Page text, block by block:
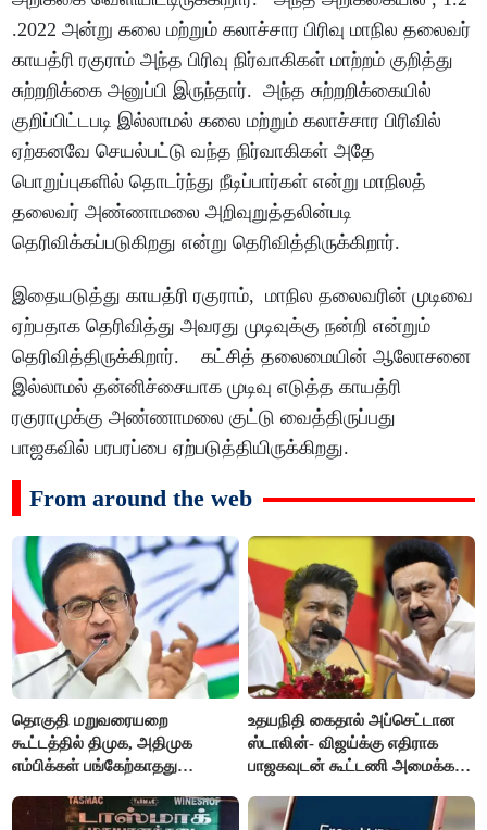
.2022 அன்று கலை மற்றும் கலாச்சார பிரிவு மாநில தலைவர்
காயத்ரி ரகுராம் அந்த பிரிவு நிர்வாகிகள் மாற்றம் குறித்து
சுற்றறிக்கை அனுப்பி இருந்தார். அந்த சுற்றறிக்கையில்
குறிப்பிட்டபடி இல்லாமல் கலை மற்றும் கலாச்சார பிரிவில்
ஏற்கனவே செயல்பட்டு வந்த நிர்வாகிகள் அதே
பொறுப்புகளில் தொடர்ந்து நீடிப்பார்கள் என்று மாநிலத்
தலைவர் அண்ணாமலை அறிவுறுத்தலின்படி
தெரிவிக்கப்படுகிறது என்று தெரிவித்திருக்கிறார்.
இதையடுத்து காயத்ரி ரகுராம், மாநில தலைவரின் முடிவை
ஏற்பதாக தெரிவித்து அவரது முடிவுக்கு நன்றி என்றும்
தெரிவித்திருக்கிறார். கட்சித் தலைமையின் ஆலோசனை
இல்லாமல் தன்னிச்சையாக முடிவு எடுத்த காயத்ரி
ரகுராமுக்கு அண்ணாமலை குட்டு வைத்திருப்பது
பாஜகவில் பரபரப்பை ஏற்படுத்தியிருக்கிறது.
From around the web
தொகுதி மறுவரையறை
கூட்டத்தில் திமுக, அதிமுக
எம்பிக்கள் பங்கேற்காதது
உதயநிதி கைதால் அப்செட்டான
ஸ்டாலின்- விஜய்க்கு எதிராக
பாஜகவுடன் கூட்டணி அமைக்க